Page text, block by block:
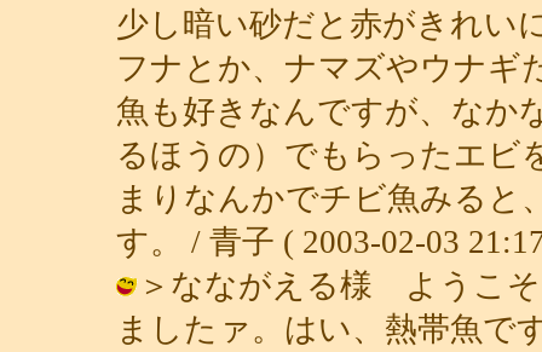
少し暗い砂だと赤がきれい
フナとか、ナマズやウナギ
魚も好きなんですが、なか
るほうの）でもらったエビ
まりなんかでチビ魚みると
す。 / 青子 ( 2003-02-03
＞なながえる様 ようこそ
ましたァ。はい、熱帯魚で